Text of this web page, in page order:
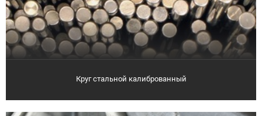
Круг стальной калиброванный